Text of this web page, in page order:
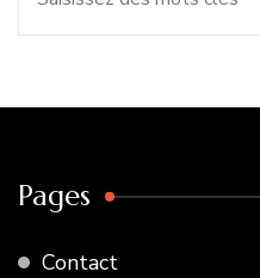
Pages
Contact